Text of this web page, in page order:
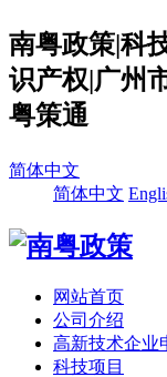
南粤政策|科
识产权|广州
粤策通
简体中文
简体中文
网站首页
公司介绍
高新技术企业
科技项目